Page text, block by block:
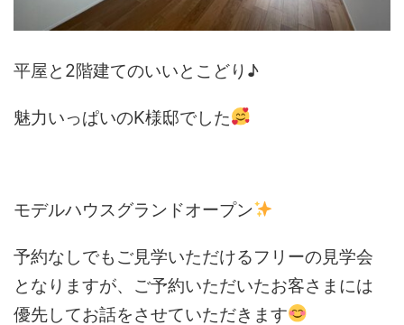
平屋と2階建てのいいとこどり♪
魅力いっぱいのK様邸でした
モデルハウスグランドオープン
予約なしでもご見学いただけるフリーの見学会
となりますが、ご予約いただいたお客さまには
優先してお話をさせていただきます